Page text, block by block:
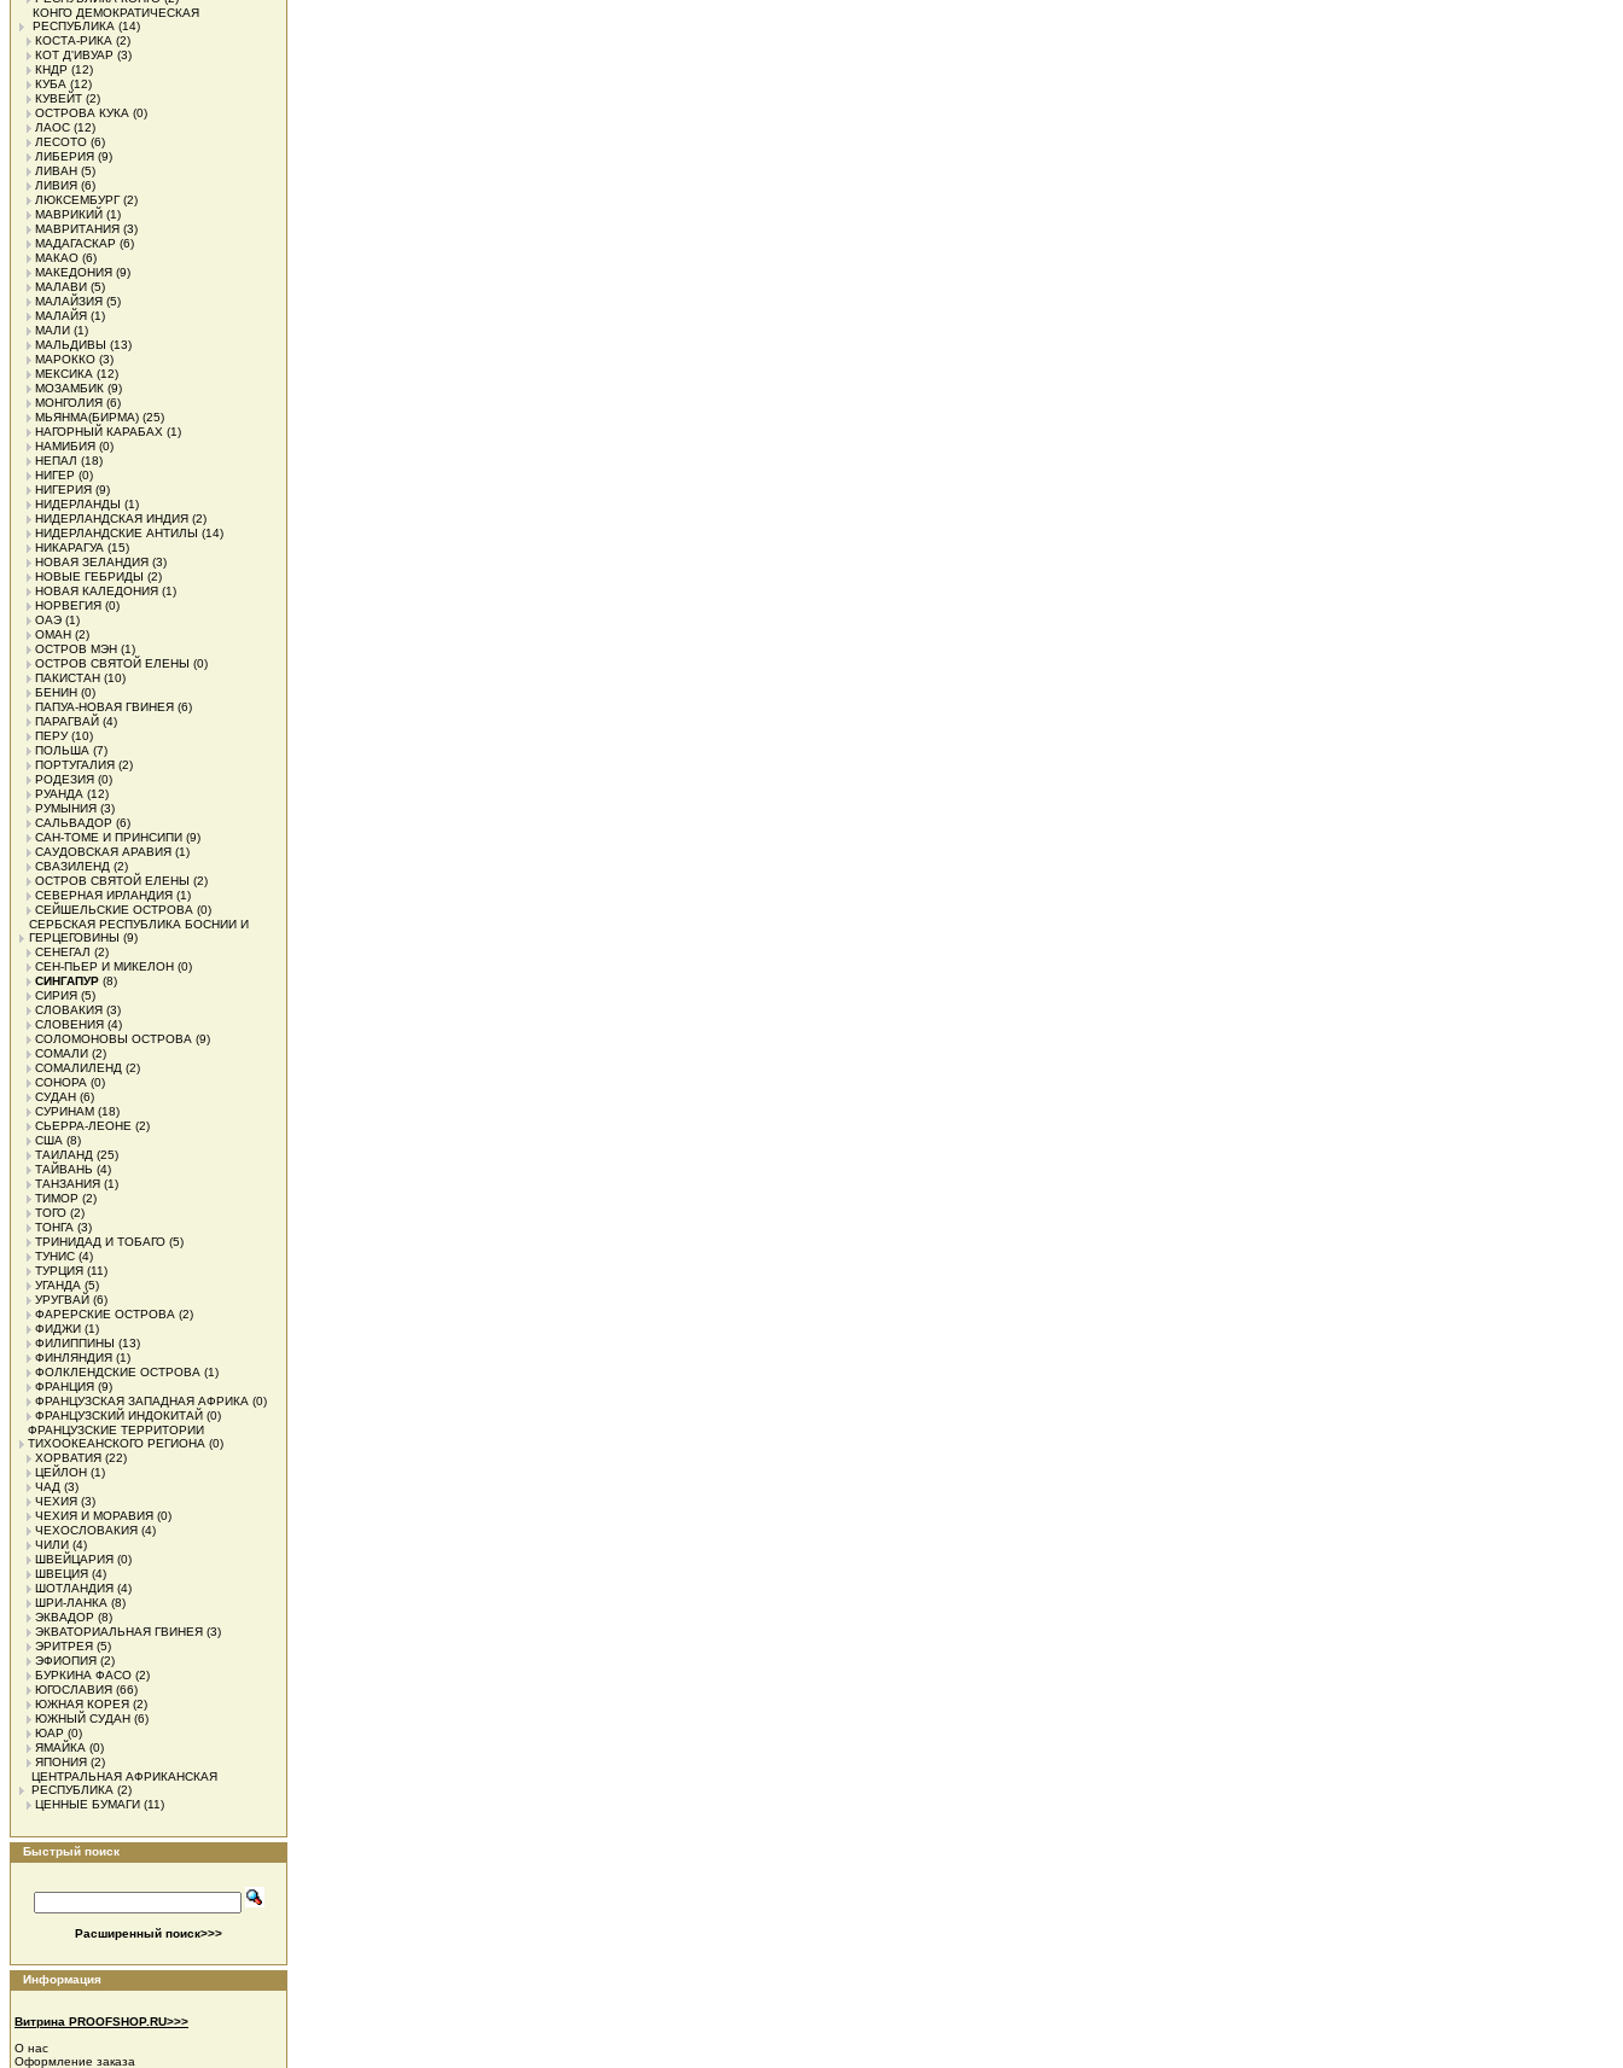
КОНГО ДЕМОКРАТИЧЕСКАЯ
РЕСПУБЛИКА (14)
КОСТА-РИКА (2)
КОТ Д'ИВУАР (3)
КНДР (12)
КУБА (12)
КУВЕЙТ (2)
ОСТРОВА КУКА (0)
ЛАОС (12)
ЛЕСОТО (6)
ЛИБЕРИЯ (9)
ЛИВАН (5)
ЛИВИЯ (6)
ЛЮКСЕМБУРГ(2)
МАВРИКИЙ (1)
МАВРИТАНИЯ (3)
МАДАГАСКАР (6)
МАКАО (6)
МАКЕДОНИЯ (9)
МАЛАВИ (5)
МАЛАЙЗИЯ (5)
МАЛАЙЯ (1)
МАЛИ (1)
МАЛЬДИВЫ (13)
МАРОККО (3)
МЕКСИКА (12)
МОЗАМБИК (9)
МОНГОЛИЯ (6)
МЬЯНМА(БИРМА) (25)
НАГОРНЫЙ КАРАБАХ (1)
НАМИБИЯ (0)
НЕПАЛ (18)
НИГЕР (0)
НИГЕРИЯ (9)
НИДЕРЛАНДЫ (1)
НИДЕРЛАНДСКАЯ ИНДИЯ (2)
НИДЕРЛАНДСКИЕ АНТИЛЫ (14)
НИКАРАГУА (15)
НОВАЯ ЗЕЛАНДИЯ (3)
НОВЫЕ ГЕБРИДЫ (2)
НОВАЯ КАЛЕДОНИЯ (1)
НОРВЕГИЯ (0)
ОАЭ (1)
ОМАН (2)
ОСТРОВ МЭН (1)
ОСТРОВ СВЯТОЙ ЕЛЕНЫ (0)
ПАКИСТАН (10)
БЕНИН (0)
ПАПУА-НОВАЯ ГВИНЕЯ (6)
ПАРАГВАЙ (4)
ПЕРУ(10)
ПОЛЬША (7)
ПОРТУГАЛИЯ (2)
РОДЕЗИЯ (0)
РУАНДА (12)
РУМЫНИЯ (3)
САЛЬВАДОР (6)
САН-ТОМЕ И ПРИНСИПИ (9)
САУДОВСКАЯ АРАВИЯ (1)
СВАЗИЛЕНД (2)
ОСТРОВ СВЯТОЙ ЕЛЕНЫ (2)
СЕВЕРНАЯ ИРЛАНДИЯ (1)
СЕЙШЕЛЬСКИЕ ОСТРОВА (0)
СЕРБСКАЯ РЕСПУБЛИКА БОСНИИ И
ГЕРЦЕГОВИНЫ (9)
СЕНЕГАЛ (2)
СЕН-ПЬЕР И МИКЕЛОН (0)
СИНГАПУР (8)
СИРИЯ (5)
СЛОВАКИЯ (3)
СЛОВЕНИЯ (4)
СОЛОМОНОВЫ ОСТРОВА (9)
СОМАЛИ (2)
СОМАЛИЛЕНД (2)
СОНОРА (0)
СУДАН (6)
СУРИНАМ (18)
СЬЕРРА-ЛЕОНЕ (2)
США (8)
ТАИЛАНД (25)
ТАЙВАНЬ (4)
ТАНЗАНИЯ (1)
ТИМОР (2)
ТОГО (2)
ТОНГА (3)
ТРИНИДАД И ТОБАГО (5)
ТУНИС (4)
ТУРЦИЯ (11)
УГАНДА (5)
УРУГВАЙ (6)
ФАРЕРСКИЕ ОСТРОВА (2)
ФИДЖИ (1)
ФИЛИППИНЫ (13)
ФИНЛЯНДИЯ (1)
ФОЛКЛЕНДСКИЕ ОСТРОВА (1)
ФРАНЦИЯ (9)
ФРАНЦУЗСКАЯ ЗАПАДНАЯ АФРИКА (0)
ФРАНЦУЗСКИЙ ИНДОКИТАЙ (0)
ФРАНЦУЗСКИЕ ТЕРРИТОРИИ
ТИХООКЕАНСКОГО РЕГИОНА (0)
ХОРВАТИЯ (22)
ЦЕЙЛОН (1)
ЧАД (3)
ЧЕХИЯ (3)
ЧЕХИЯ И МОРАВИЯ (0)
ЧЕХОСЛОВАКИЯ (4)
ЧИЛИ (4)
ШВЕЙЦАРИЯ (0)
ШВЕЦИЯ (4)
ШОТЛАНДИЯ (4)
ШРИ-ЛАНКА (8)
ЭКВАДОР (8)
ЭКВАТОРИАЛЬНАЯ ГВИНЕЯ (3)
ЭРИТРЕЯ (5)
ЭФИОПИЯ (2)
БУРКИНА ФАСО (2)
ЮГОСЛАВИЯ (66)
ЮЖНАЯ КОРЕЯ (2)
ЮЖНЫЙ СУДАН (6)
ЮАР (0)
ЯМАЙКА (0)
ЯПОНИЯ (2)
ЦЕНТРАЛЬНАЯ АФРИКАНСКАЯ
РЕСПУБЛИКА (2)
ЦЕННЫЕ БУМАГИ (11)
Быстрый поиск
Расширенный поиск>>>
Информация
Витрина PROOFSHOP.RU>>>
О нас
Оформление заказа